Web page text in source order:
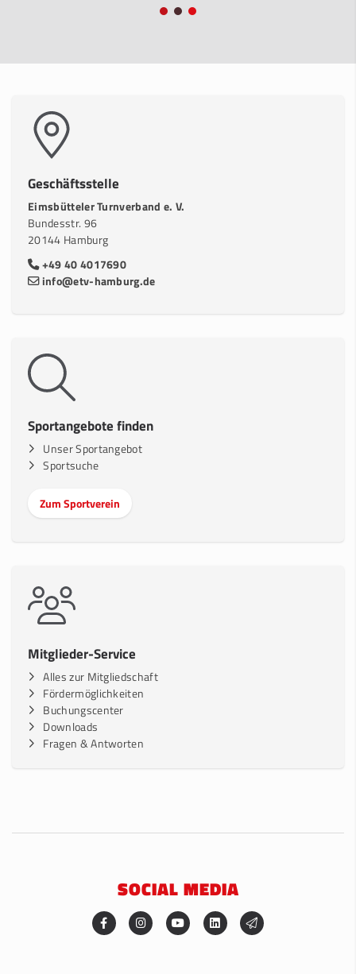
Geschäftsstelle
Eimsbütteler Turnverband e. V.
Bundesstr. 96
20144 Hamburg
+49 40 4017690
info@etv-hamburg.de
Sportangebote finden
Unser Sportangebot
Sportsuche
Zum Sportverein
Mitglieder-Service
Alles zur Mitgliedschaft
Fördermöglichkeiten
Buchungscenter
Downloads
Fragen & Antworten
SOCIAL MEDIA